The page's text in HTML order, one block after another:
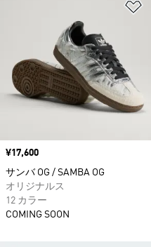
価格
¥17,600
サンバ OG / SAMBA OG
オリジナルス
12 カラー
COMING SOON